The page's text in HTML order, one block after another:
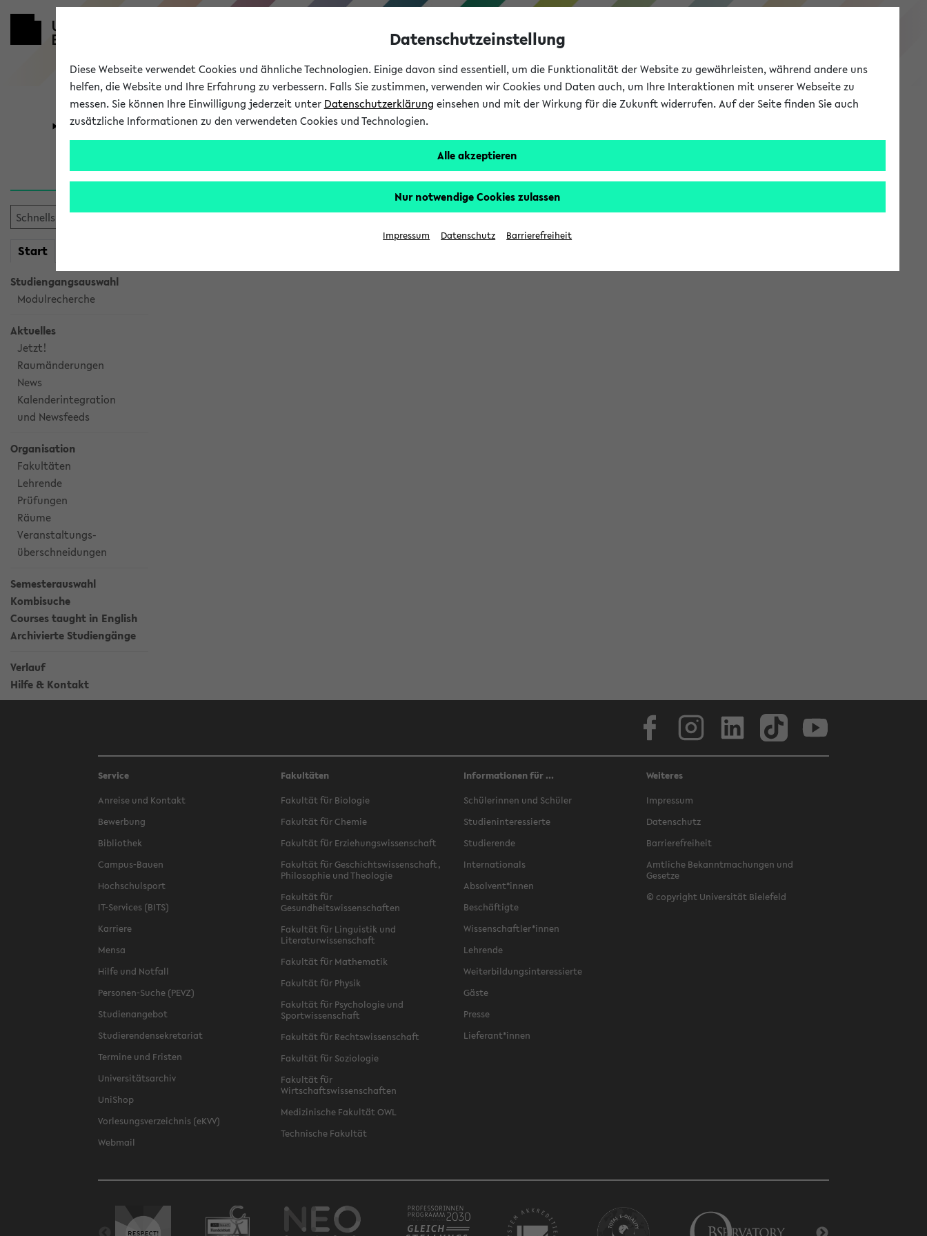
eKVV
Universität Forschung Studium
Start
Studiengangsauswahl
Modulrecherche
Aktuelles
Jetzt!
Raumänderungen
News
Kalenderintegration
und Newsfeeds
Organisation
Fakultäten
Lehrende
Prüfungen
Räume
Veranstaltungs-
überschneidungen
Semesterauswahl
Kombisuche
Courses taught in English
Archivierte Studiengänge
Verlauf
Hilfe & Kontakt
Verlauf
Service
Anreise und Kontakt
Bewerbung
Bibliothek
Campus-Bauen
Hochschulsport
IT-Services (BITS)
Karriere
Mensa
Hilfe und Notfall
Personen-Suche (PEVZ)
Studienangebot
Studierendensekretariat
Termine und Fristen
Universitätsarchiv
UniShop
Vorlesungsverzeichnis (eKVV)
Webmail
Fakultäten
Fakultät für Biologie
Fakultät für Chemie
Fakultät für Erziehungswissenschaft
Fakultät für Geschichtswissenschaft,
Philosophie und Theologie
Fakultät für
Gesundheitswissenschaften
Fakultät für Linguistik und
Literaturwissenschaft
Fakultät für Mathematik
Fakultät für Physik
Fakultät für Psychologie und
Sportwissenschaft
Fakultät für Rechtswissenschaft
Fakultät für Soziologie
Fakultät für
Wirtschaftswissenschaften
Medizinische Fakultät OWL
Technische Fakultät
Informationen für ...
Schülerinnen und Schüler
Studieninteressierte
Studierende
Internationals
Absolvent*innen
Beschäftigte
Wissenschaftler*innen
Lehrende
Weiterbildungsinteressierte
Gäste
Presse
Lieferant*innen
Weiteres
Impressum
Datenschutz
Barrierefreiheit
Amtliche Bekanntmachungen und
Gesetze
© copyright Universität Bielefeld
Datenschutzeinstellung
Diese Webseite verwendet Cookies und ähnliche Technologien. Einige davon sind essentiell, um die Funktionalität der Website zu gewährleisten, während andere uns
helfen, die Website und Ihre Erfahrung zu verbessern. Falls Sie zustimmen, verwenden wir Cookies und Daten auch, um Ihre Interaktionen mit unserer Webseite zu
messen. Sie können Ihre Einwilligung jederzeit unter Datenschutzerklärung einsehen und mit der Wirkung für die Zukunft widerrufen. Auf der Seite finden Sie auch
zusätzliche Informationen zu den verwendeten Cookies und Technologien.
Alle akzeptieren
Nur notwendige Cookies zulassen
Impressum Datenschutz Barrierefreiheit